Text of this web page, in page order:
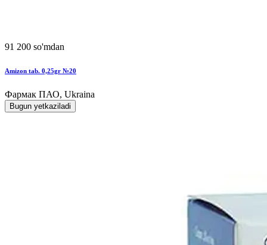
91 200 so'mdan
Amizon tab. 0,25gr №20
Фармак ПАО, Ukraina
Bugun yetkaziladi